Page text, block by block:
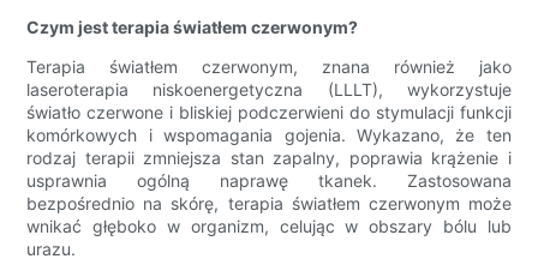
Czym jest terapia światłem czerwonym?
Terapia światłem czerwonym, znana również jako
laseroterapia niskoenergetyczna (LLLT), wykorzystuje
światło czerwone i bliskiej podczerwieni do stymulacji funkcji
komórkowych i wspomagania gojenia. Wykazano, że ten
rodzaj terapii zmniejsza stan zapalny, poprawia krążenie i
usprawnia ogólną naprawę tkanek. Zastosowana
bezpośrednio na skórę, terapia światłem czerwonym może
wnikać głęboko w organizm, celując w obszary bólu lub
urazu.